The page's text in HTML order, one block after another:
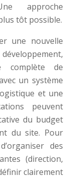
approche
tôt possible.
une nouvelle
complète de
un système
et une
peuvent
du budget
du site. Pour
des
(direction,
clairement